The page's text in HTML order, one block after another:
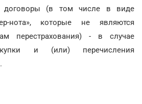
договоры (в том числе в виде
нота», которые не являются
перестрахования) - в случае
и (или) перечисления